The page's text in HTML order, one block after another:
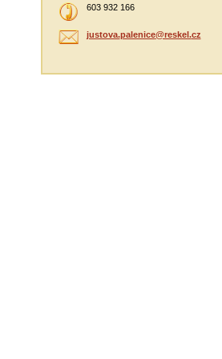
603 932 166
justova.palenice@reskel.cz